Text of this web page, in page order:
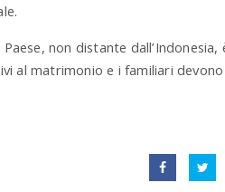
non distante dall’Indonesia,
al matrimonio e i familiari devono